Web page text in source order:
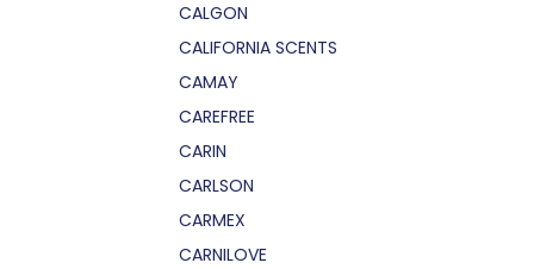
CALGON
CALIFORNIA SCENTS
CAMAY
CAREFREE
CARIN
CARLSON
CARMEX
CARNILOVE